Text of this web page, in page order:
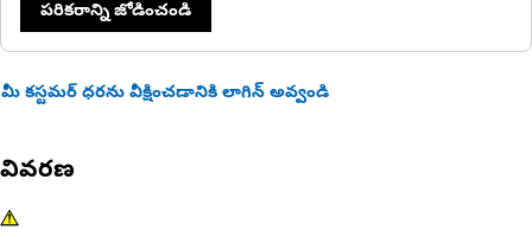
పరికరాన్ని జోడించండి
మీ కస్టమర్ ధరను వీక్షించడానికి లాగిన్ అవ్వండి
వివరణ